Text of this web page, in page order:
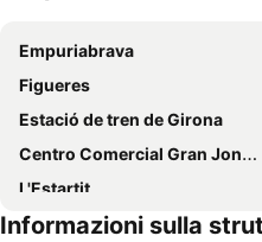
Empuriabrava
Figueres
Estació de tren de Girona
Centro Comercial Gran Jonquera
L'Estartit
Llançà
Informazioni sulla